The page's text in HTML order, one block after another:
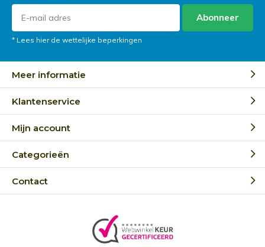
Abonneer
* Lees hier de wettelijke beperkingen
Meer informatie
Klantenservice
Mijn account
Categorieën
Contact